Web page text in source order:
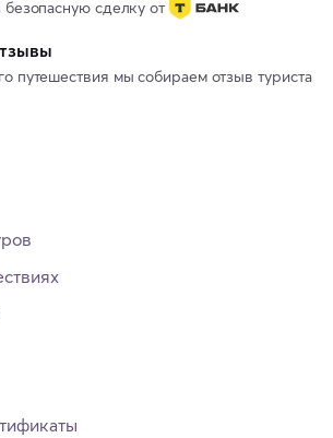
сделку от
путешествия мы собираем отзыв туриста